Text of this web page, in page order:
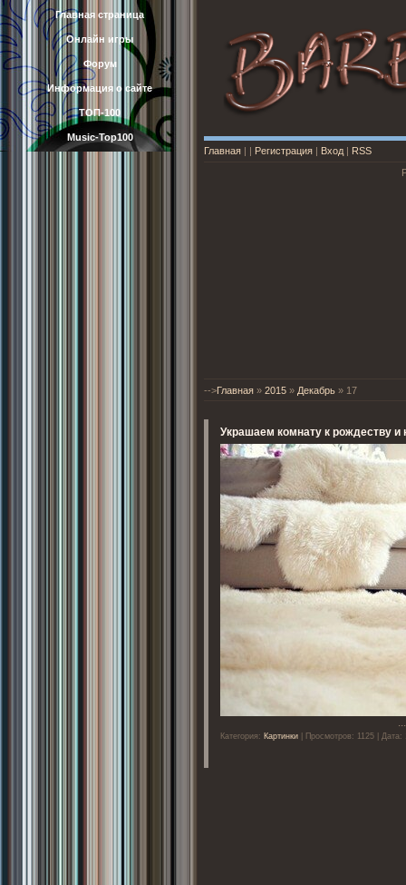
Главная страница
Онлайн игры
Форум
Информация о сайте
ТОП-100
Music-Top100
Главная
Регистрация Вход
RSS
-->Главная » 2015 » Декабрь » 17
Украшаем комнату к рождеству и
Категория: Картинки | Просмотров: 1125 |